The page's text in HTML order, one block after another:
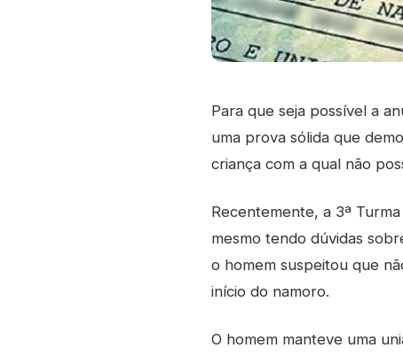
Para que seja possível a
uma prova sólida que
criança com a qual não
Recentemente, a 3ª
mesmo tendo dúvidas
o homem suspeitou que
início do namoro.
O homem manteve uma